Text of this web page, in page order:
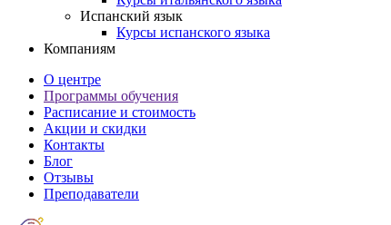
Испанский язык
Курсы испанского языка
Компаниям
О центре
Программы обучения
Расписание и стоимость
Акции и скидки
Контакты
Блог
Отзывы
Преподаватели